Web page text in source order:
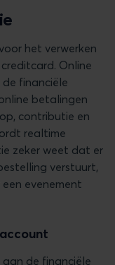
het verwerken
Online
financiële
betalingen
contributie en
realtime
zeker weet dat er
verstuurt,
evenement
de financiële